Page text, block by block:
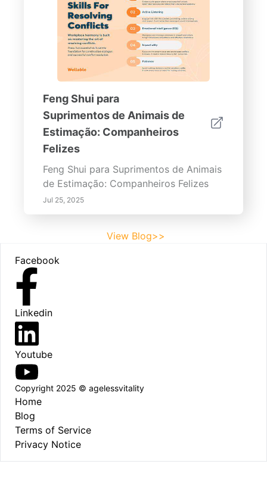
Feng Shui para
Suprimentos de Animais de
Estimação: Companheiros
Felizes
Feng Shui para Suprimentos de Animais
de Estimação: Companheiros Felizes
Jul 25, 2025
View Blog>>
Facebook
Linkedin
Youtube
Copyright 2025 © agelessvitality
Home
Blog
Terms of Service
Privacy Notice